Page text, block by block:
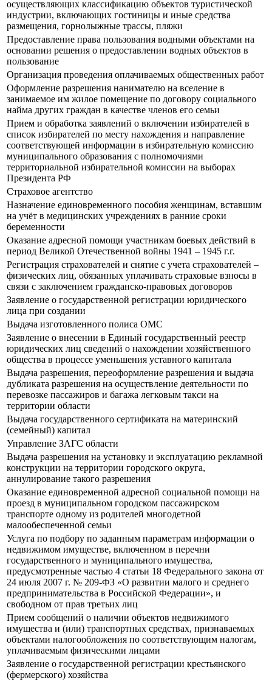
осуществляющих классификацию объектов туристической
индустрии, включающих гостиницы и иные средства
размещения, горнолыжные трассы, пляжи
Предоставление права пользования водными объектами на
основании решения о предоставлении водных объектов в
пользование
Организация проведения оплачиваемых общественных работ
Оформление разрешения нанимателю на вселение в
занимаемое им жилое помещение по договору социального
найма других граждан в качестве членов его семьи
Прием и обработка заявлений о включении избирателей в
список избирателей по месту нахождения и направление
соответствующей информации в избирательную комиссию
муниципального образования с полномочиями
территориальной избирательной комиссии на выборах
Президента РФ
Страховое агентство
Назначение единовременного пособия женщинам, вставшим
на учёт в медицинских учреждениях в ранние сроки
беременности
Оказание адресной помощи участникам боевых действий в
период Великой Отечественной войны 1941 – 1945 г.г.
Регистрация страхователей и снятие с учета страхователей –
физических лиц, обязанных уплачивать страховые взносы в
связи с заключением гражданско-правовых договоров
Заявление о государственной регистрации юридического
лица при создании
Выдача изготовленного полиса ОМС
Заявление о внесении в Единый государственный реестр
юридических лиц сведений о нахождении хозяйственного
общества в процессе уменьшения уставного капитала
Выдача разрешения, переоформление разрешения и выдача
дубликата разрешения на осуществление деятельности по
перевозке пассажиров и багажа легковым такси на
территории области
Выдача государственного сертификата на материнский
(семейный) капитал
Управление ЗАГС области
Выдача разрешения на установку и эксплуатацию рекламной
конструкции на территории городского округа,
аннулирование такого разрешения
Оказание единовременной адресной социальной помощи на
проезд в муниципальном городском пассажирском
транспорте одному из родителей многодетной
малообеспеченной семьи
Услуга по подбору по заданным параметрам информации о
недвижимом имуществе, включенном в перечни
государственного и муниципального имущества,
предусмотренные частью 4 статьи 18 Федерального закона от
24 июля 2007 г. № 209-ФЗ «О развитии малого и среднего
предпринимательства в Российской Федерации», и
свободном от прав третьих лиц
Прием сообщений о наличии объектов недвижимого
имущества и (или) транспортных средствах, признаваемых
объектами налогообложения по соответствующим налогам,
уплачиваемым физическими лицами
Заявление о государственной регистрации крестьянского
(фермерского) хозяйства